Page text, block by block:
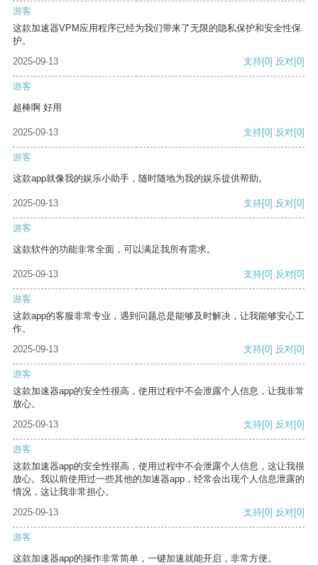
游客
这款加速器VPM应用程序已经为我们带来了无限的隐私保护和安全性保
护。
2025-09-13
支持[0] 反对[0]
游客
超棒啊 好用
2025-09-13 支持[0] 反对[0]
游客
这款app就像我的娱乐小助手，随时随地为我的娱乐提供帮助。
2025-09-13 支持[0] 反对[0]
游客
这款软件的功能非常全面，可以满足我所有需求。
2025-09-13 支持[0] 反对[0]
游客
这款app的客服非常专业，遇到问题总是能够及时解决，让我能够安心工
作。
2025-09-13
支持[0] 反对[0]
游客
这款加速器app的安全性很高，使用过程中不会泄露个人信息，让我非常
放心。
2025-09-13
支持[0] 反对[0]
游客
这款加速器app的安全性很高，使用过程中不会泄露个人信息，这让我很
放心。我以前使用过一些其他的加速器app，经常会出现个人信息泄露的
情况，这让我非常担心。
2025-09-13
支持[0] 反对[0]
游客
这款加速器app的操作非常简单，一键加速就能开启，非常方便。